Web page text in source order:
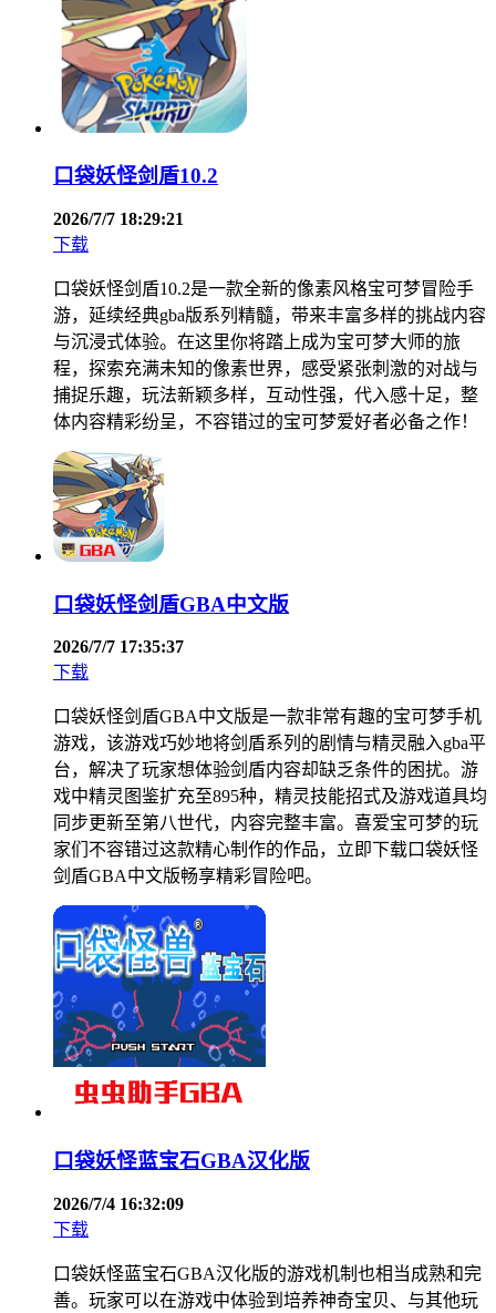
口袋妖怪剑盾10.2
2026/7/7 18:29:21
下载
口袋妖怪剑盾10.2是一款全新的像素风格宝可梦冒险手
游，延续经典gba版系列精髓，带来丰富多样的挑战内容
与沉浸式体验。在这里你将踏上成为宝可梦大师的旅
程，探索充满未知的像素世界，感受紧张刺激的对战与
捕捉乐趣，玩法新颖多样，互动性强，代入感十足，整
体内容精彩纷呈，不容错过的宝可梦爱好者必备之作！
口袋妖怪剑盾GBA中文版
2026/7/7 17:35:37
下载
口袋妖怪剑盾GBA中文版是一款非常有趣的宝可梦手机
游戏，该游戏巧妙地将剑盾系列的剧情与精灵融入gba平
台，解决了玩家想体验剑盾内容却缺乏条件的困扰。游
戏中精灵图鉴扩充至895种，精灵技能招式及游戏道具均
同步更新至第八世代，内容完整丰富。喜爱宝可梦的玩
家们不容错过这款精心制作的作品，立即下载口袋妖怪
剑盾GBA中文版畅享精彩冒险吧。
口袋妖怪蓝宝石GBA汉化版
2026/7/4 16:32:09
下载
口袋妖怪蓝宝石GBA汉化版的游戏机制也相当成熟和完
善。玩家可以在游戏中体验到培养神奇宝贝、与其他玩